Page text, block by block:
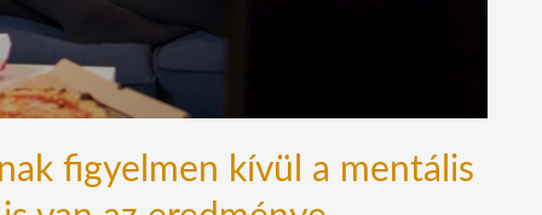
figyelmen kívül a mentális